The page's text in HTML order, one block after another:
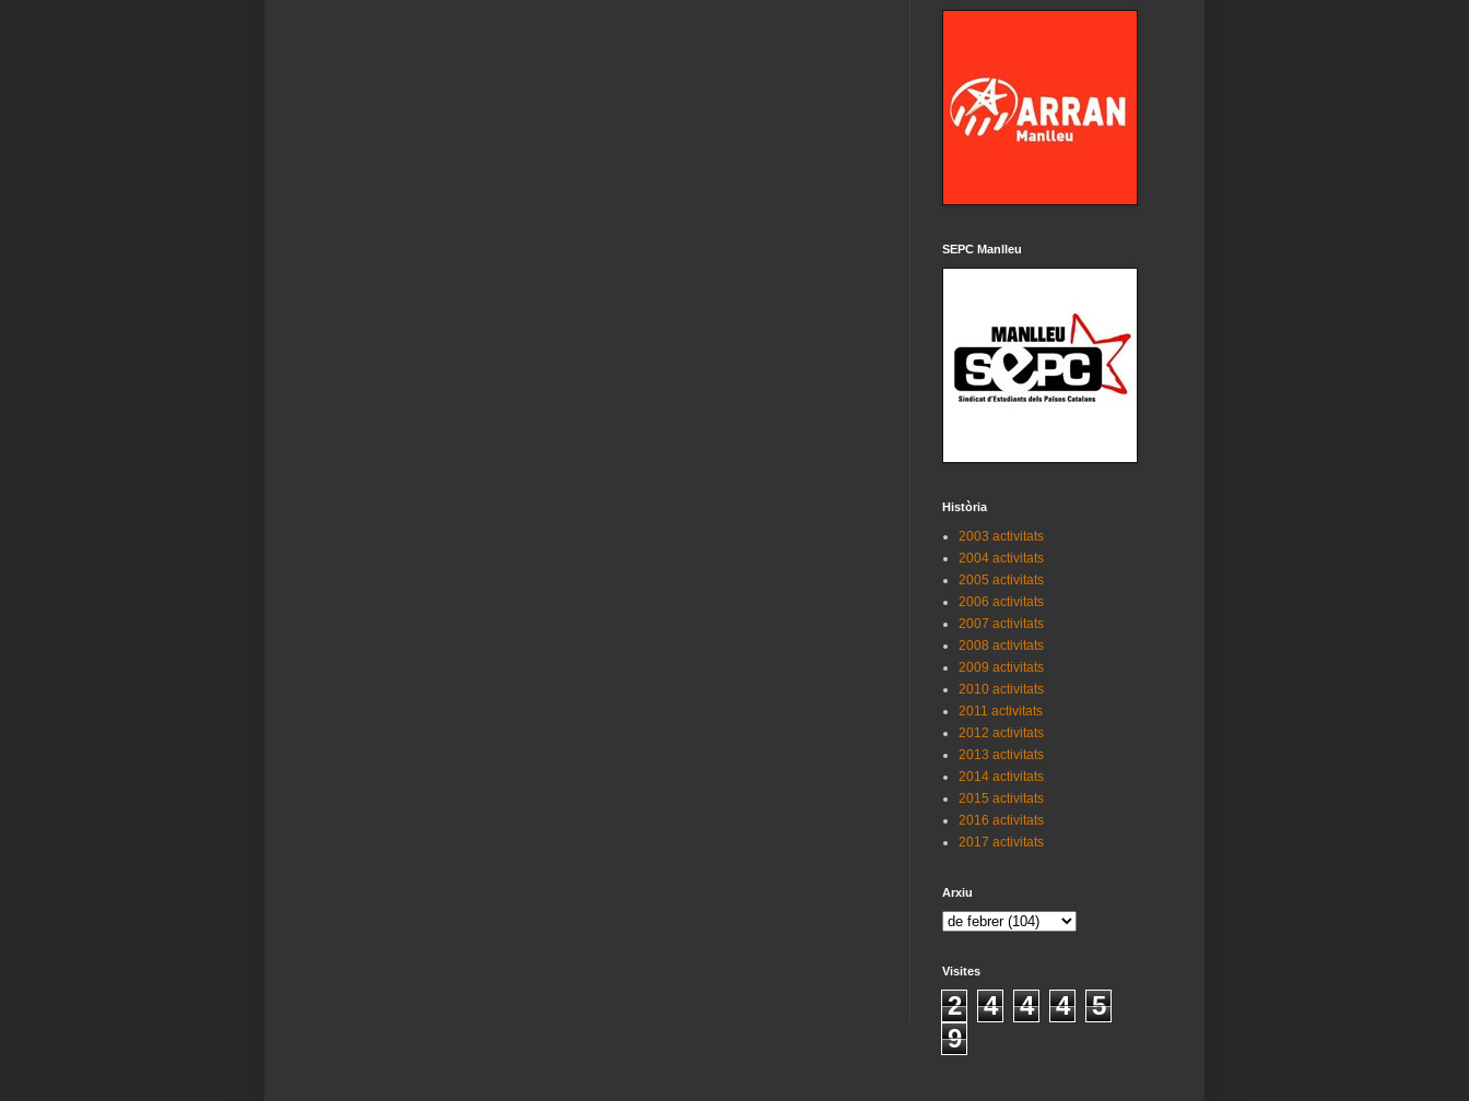
SEPC Manlleu
Història
2003 activitats
2004 activitats
2005 activitats
2006 activitats
2007 activitats
2008 activitats
2009 activitats
2010 activitats
2011 activitats
2012 activitats
2013 activitats
2014 activitats
2015 activitats
2016 activitats
2017 activitats
Arxiu
Visites
2 4 4 4
5
9